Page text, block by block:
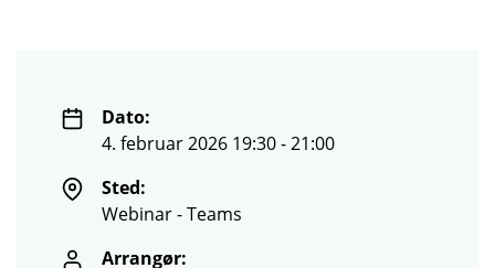
Dato:
4. februar 2026 19:30 - 21:00
Sted:
Webinar - Teams
Arrangør: